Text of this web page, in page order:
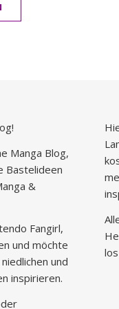
Manga Blog,
Bastelideen
&
Fangirl,
und möchte
und
inspirieren.